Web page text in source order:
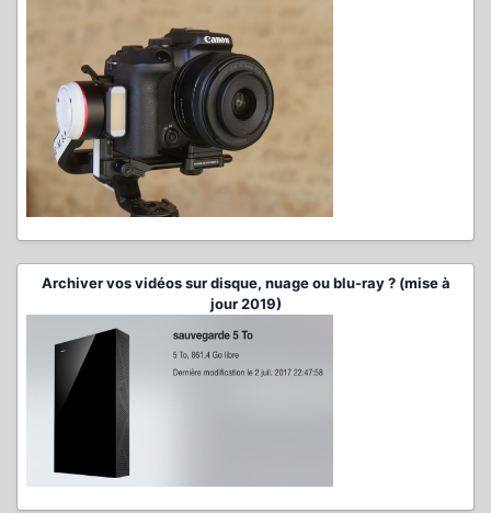
Archiver vos vidéos sur disque, nuage ou blu-ray ? (mise à
jour 2019)